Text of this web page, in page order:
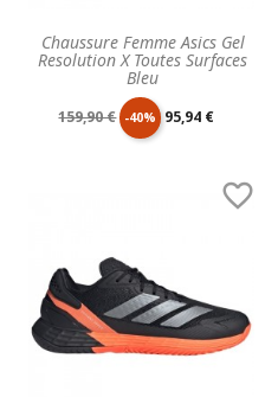
Chaussure Femme Asics Gel
Resolution X Toutes Surfaces
Bleu
Prix
159,90 € -40% Prix
95,94 €
